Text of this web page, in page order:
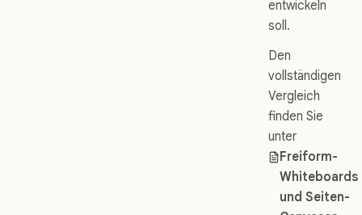
entwickeln
soll.
Den
vollständigen
Vergleich
finden Sie
unter
Freiform-
Whiteboards
und Seiten-